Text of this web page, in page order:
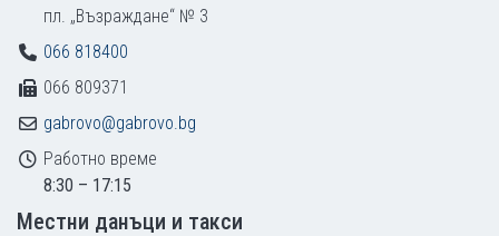
пл. „Възраждане“ № 3
066 818400
066 809371
gabrovo@gabrovo.bg
Работно време
8:30 – 17:15
Местни данъци и такси